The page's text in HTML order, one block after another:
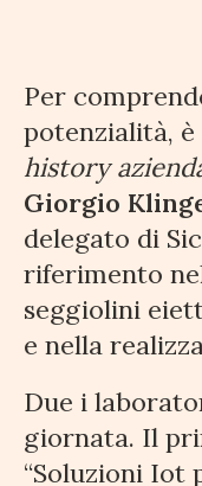
Per
potenzialità,
history
Giorgio
delegato di
riferimento
seggiolini
e nella
Due i
giornata. Il
“Soluzioni Iot